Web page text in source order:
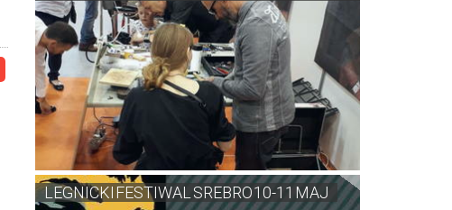
LEGNICKI FESTIWAL SREBRO 10-11 MAJ